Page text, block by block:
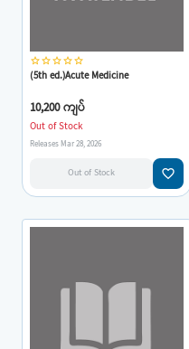
star_borderstar_borderstar_borderstar_borderstar_border
(5th ed.)Acute Medicine
10,200 ကျပ်
Out of Stock
Releases Mar 28, 2026
Out of Stock favorite_border